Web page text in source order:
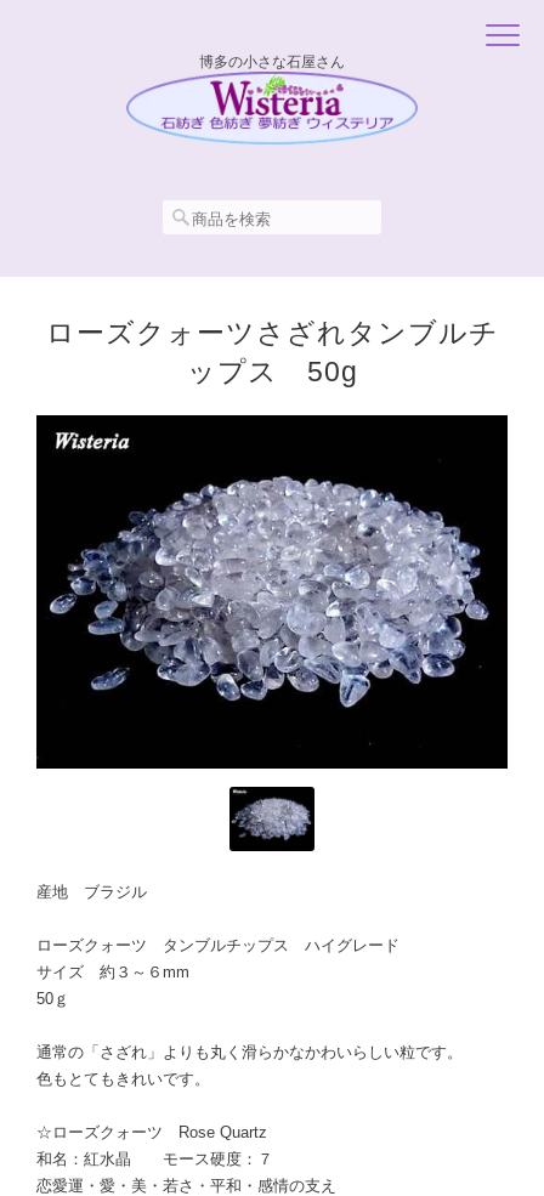
博多の小さな石屋さん
ローズクォーツさざれタンブルチ
ップス 50g
産地 ブラジル
ローズクォーツ タンブルチップス ハイグレード
サイズ 約３～６mm
50ｇ
通常の「さざれ」よりも丸く滑らかなかわいらしい粒です。
色もとてもきれいです。
☆ローズクォーツ Rose Quartz
和名：紅水晶 モース硬度：７
恋愛運・愛・美・若さ・平和・感情の支え